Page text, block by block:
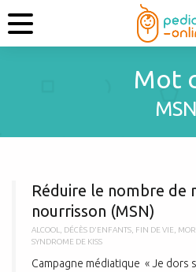
Mot
MSN
Réduire le nombre de
nourrisson (MSN)
ALCOOL DÉCÈS D'ENFANTS FIN DE VIE
SYNDROME DE KISS
Campagne médiatique « Je dors